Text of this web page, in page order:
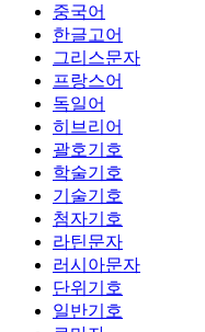
중국어
한글고어
그리스문자
프랑스어
독일어
히브리어
괄호기호
학술기호
기술기호
첨자기호
라틴문자
러시아문자
단위기호
일반기호